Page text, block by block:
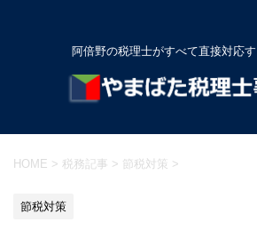
阿倍野の税理士がすべて直接対応
HOME > 税務記事 > 節税対策 >
節税対策